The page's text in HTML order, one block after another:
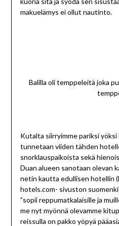
makuelämys ei ollut nautinto.
Balilla oli temppeleitä joka
Kutalta siirryimme pariksi yöksi
tunnetaan viiden tähden
snorklauspaikoista sekä
Duan alueen sanotaan olevan
netin kautta edullisen hotellin
hotels.com- sivuston
”sopii reppumatkalaisille ja
me nyt myönnä olevamme
reissulla on pakko yöpyä